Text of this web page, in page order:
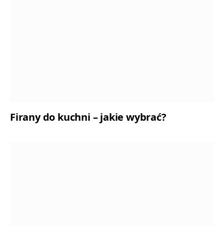
Firany do kuchni – jakie wybrać?